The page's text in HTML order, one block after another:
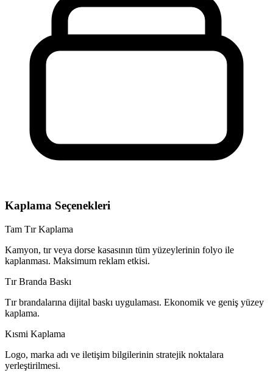
Kaplama Seçenekleri
Tam Tır Kaplama
Kamyon, tır veya dorse kasasının tüm yüzeylerinin folyo ile
kaplanması. Maksimum reklam etkisi.
Tır Branda Baskı
Tır brandalarına dijital baskı uygulaması. Ekonomik ve geniş yüzey
kaplama.
Kısmi Kaplama
Logo, marka adı ve iletişim bilgilerinin stratejik noktalara
yerleştirilmesi.